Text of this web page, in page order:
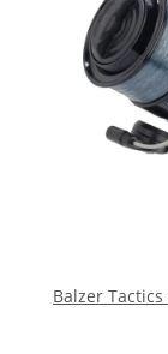
Balzer